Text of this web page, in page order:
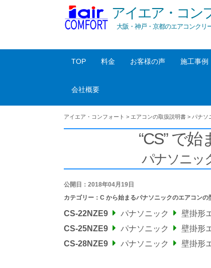
アイエア・コン
大阪・神戸・京都のエアコンクリ
TOP 料金 お客様の声 施工事例
会社概要
アイエア・コンフォート > エアコンの取扱説明書 > パナソ
“CS” で始
パナソニッ
公開日：2018年04月19日
カテゴリー： C から始まるパナソニックのエアコンの
CS-22NZE9 パナソニック
壁掛形
CS-25NZE9
パナソニック
壁掛形
CS-28NZE9
パナソニック 壁掛形